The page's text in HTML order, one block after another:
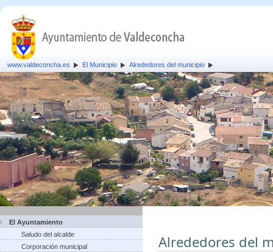
www.valdeconcha.es El Municipio Alrededores del municipio
El Ayuntamiento
Saludo del alcalde
Corporación municipal
Alrededores del